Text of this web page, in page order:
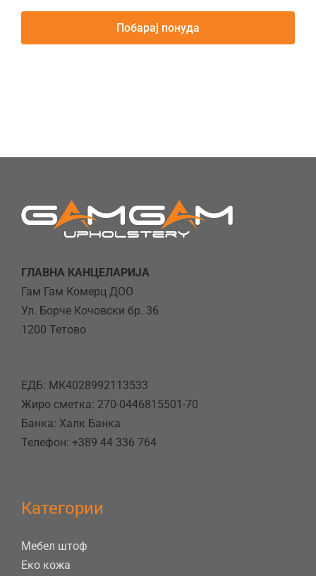
Побарај понуда
ГЛАВНА КАНЦЕЛАРИЈА
Гам Гам Комерц ДОО
Ул. Борче Кочовски бр. 36
1200 Тетово
ЕДБ: МК4028992113533
Жиро сметка: 270-0446815501-70
Банка: Халк Банка
Телефон: +389 44 336 764
Категории
Мебел штоф
Еко кожа